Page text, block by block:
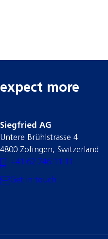
expect more
Siegfried AG
Untere Brühlstrasse 4
4800 Zofingen, Switzerland
+41 62 746 11 11
Get in touch